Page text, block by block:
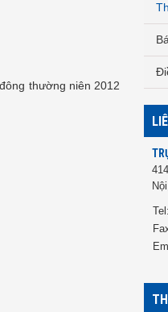
thường niên 2012
Tel: